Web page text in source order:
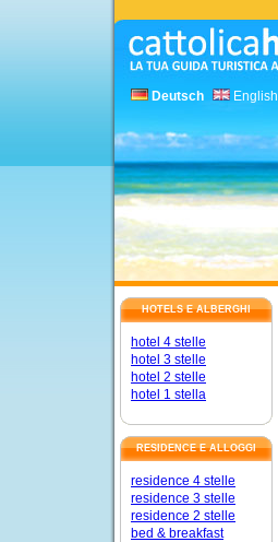
Deutsch English
HOTELS E ALBERGHI
hotel 4 stelle
hotel 3 stelle
hotel 2 stelle
hotel 1 stella
RESIDENCE E ALLOGGI
residence 4 stelle
residence 3 stelle
residence 2 stelle
bed & breakfast